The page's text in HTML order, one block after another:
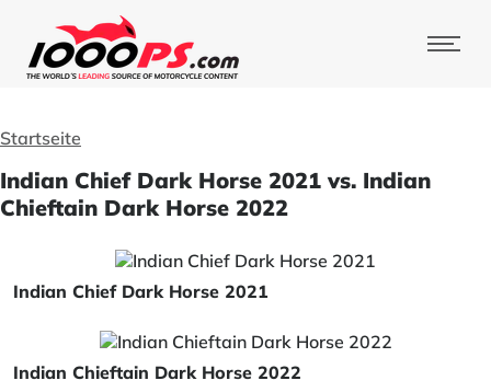
Startseite
Indian Chief Dark Horse 2021 vs. Indian
Chieftain Dark Horse 2022
Indian Chief Dark Horse 2021
Indian Chieftain Dark Horse 2022